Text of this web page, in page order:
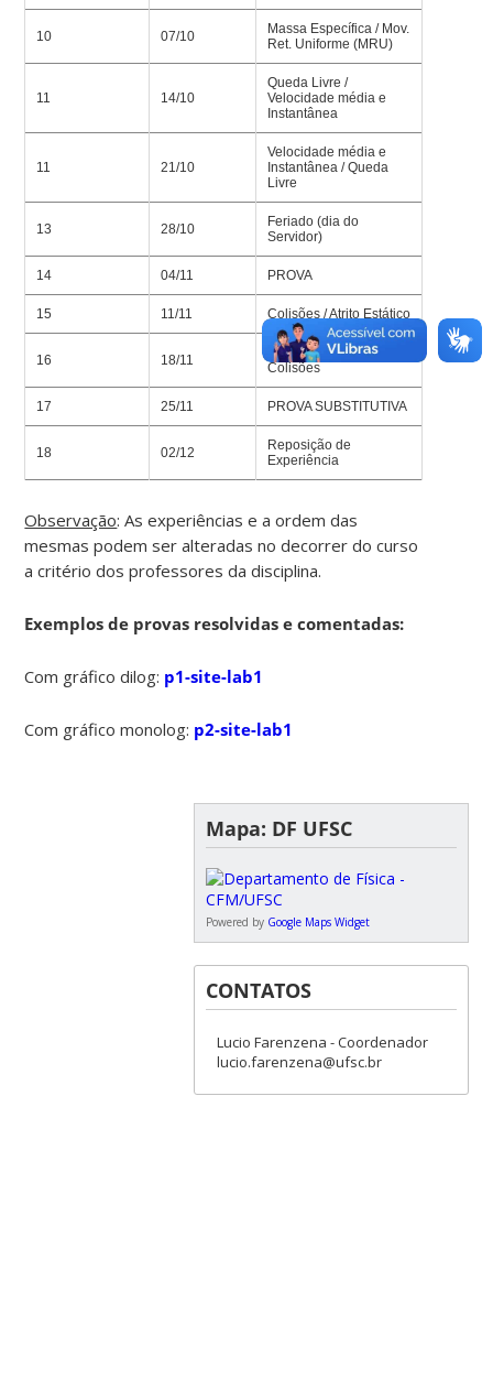
10 07/10
Massa Específica / Mov.
Ret. Uniforme (MRU)
11 14/10
Queda Livre /
Velocidade média e
Instantânea
11 21/10
Velocidade média e
Instantânea / Queda
Livre
13 28/10
Feriado (dia do
Servidor)
14 04/11 PROVA
15 11/11 Colisões / Atrito Estático
16 18/11
Atrito Estático /
Colisões
17 25/11 PROVA SUBSTITUTIVA
18 02/12
Reposição de
Experiência
Observação: As experiências e a ordem das
mesmas podem ser alteradas no decorrer do curso
a critério dos professores da disciplina.
Exemplos de provas resolvidas e comentadas:
Com gráfico dilog: p1-site-lab1
Com gráfico monolog: p2-site-lab1
Mapa: DF UFSC
Powered by Google Maps Widget
CONTATOS
Lucio Farenzena - Coordenador
lucio.farenzena@ufsc.br